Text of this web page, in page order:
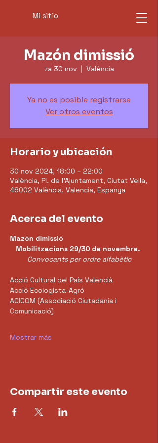
Mi sitio
Mazón dimissió
za 30 nov
  |
València
Ya no es posible registrarse
Ver otros eventos
Horario y ubicación
30 nov 2024, 18:00 – 22:00
València, Pl. de l'Ajuntament, Ciutat Vella,
46002 València, Valencia, Espanya
Acerca del evento
Mazón dimissió
Mobilitzacions 29/30 de novembre.
Convocants per ordre alfabètic
Acció Cultural del País Valencià
Acció Ecologista-Agró
ACICOM (Associació Ciutadania i
Comunicació)
Mostrar más
Compartir este evento